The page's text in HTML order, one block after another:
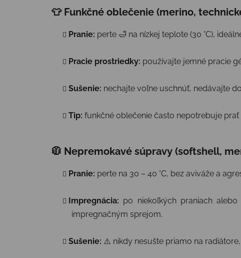
👕 Funkčné oblečenie (merino,
Pranie: perte 🛁 na nízkej teplote (30 °C),
Pracie prostriedky: používajte jemné pracie
Sušenie: nechajte voľne uschnúť, nedávajte
Tip: funkčné oblečenie často nepotrebuje
🧥 Nepremokavé súpravy (softshell,
Pranie: perte na 30 – 40 °C, bez aviváže a
Impregnácia: po niekoľkých praniach
impregnačným sprejom.
Sušenie: ⚠️ nikdy nesušte priamo na